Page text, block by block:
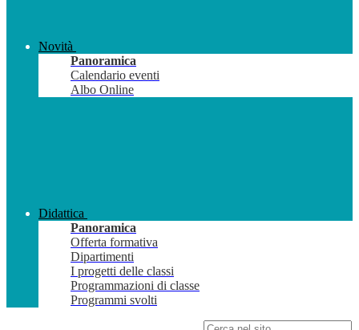
Novità
Panoramica
Calendario eventi
Albo Online
Didattica
Panoramica
Offerta formativa
Dipartimenti
I progetti delle classi
Programmazioni di classe
Programmi svolti